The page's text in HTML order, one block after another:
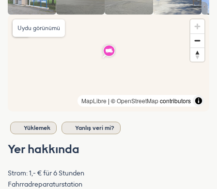
MapLibre | ©OpenStreetMapcontributors
Uydu görünümü
Yüklemek Yanlış veri mi?
Yer hakkında
Strom: 1,- € für 6 Stunden
Fahrradreparaturstation